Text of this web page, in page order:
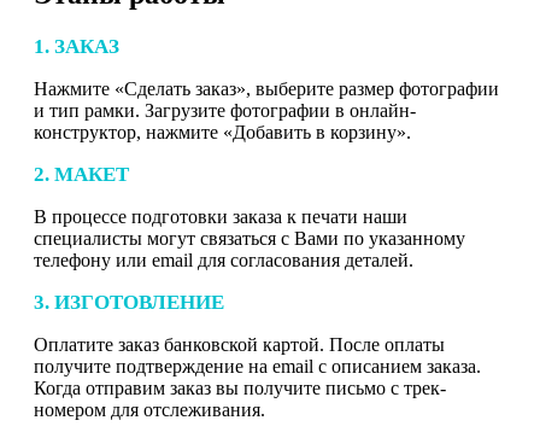
1. ЗАКАЗ
Нажмите «Сделать заказ», выберите размер фотографии
и тип рамки. Загрузите фотографии в онлайн-
конструктор, нажмите «Добавить в корзину».
2. МАКЕТ
В процессе подготовки заказа к печати наши
специалисты могут связаться с Вами по указанному
телефону или email для согласования деталей.
3. ИЗГОТОВЛЕНИЕ
Оплатите заказ банковской картой. После оплаты
получите подтверждение на email с описанием заказа.
Когда отправим заказ вы получите письмо с трек-
номером для отслеживания.